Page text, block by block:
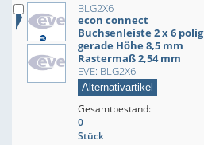
BLG2X6
econ connect
Buchsenleiste 2 x 6 polig
gerade Höhe 8,5 mm
Rastermaß 2,54 mm
EVE: BLG2X6
Alternativartikel
Gesamtbestand:
0
Stück